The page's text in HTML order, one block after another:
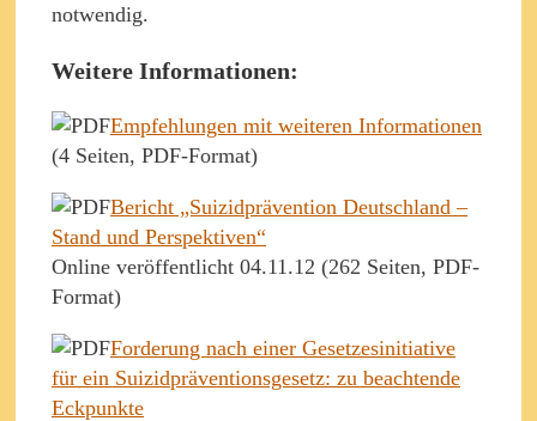
notwendig.
Weitere Informationen:
Empfehlungen mit weiteren Informationen
(4 Seiten, PDF-Format)
Bericht „Suizidprävention Deutschland –
Stand und Perspektiven“
Online veröffentlicht 04.11.12 (262 Seiten, PDF-
Format)
Forderung nach einer Gesetzesinitiative
für ein Suizidpräventionsgesetz: zu beachtende
Eckpunkte